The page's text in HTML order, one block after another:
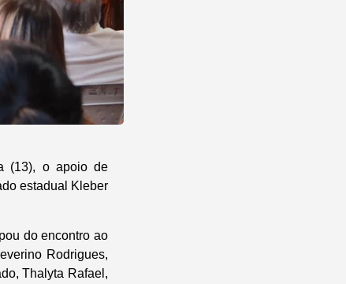
(13), o apoio de
estadual Kleber
do encontro ao
Rodrigues,
Thalyta Rafael,